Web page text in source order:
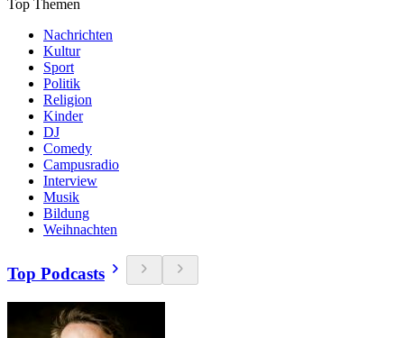
Top Themen
Nachrichten
Kultur
Sport
Politik
Religion
Kinder
DJ
Comedy
Campusradio
Interview
Musik
Bildung
Weihnachten
Top Podcasts